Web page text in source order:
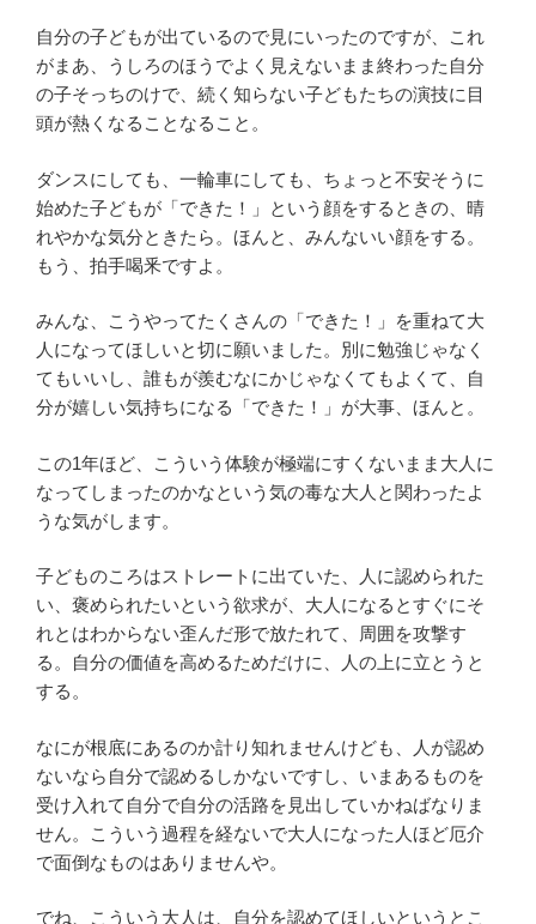
自分の子どもが出ているので見にいったのですが、これ
がまあ、うしろのほうでよく見えないまま終わった自分
の子そっちのけで、続く知らない子どもたちの演技に目
頭が熱くなることなること。
ダンスにしても、一輪車にしても、ちょっと不安そうに
始めた子どもが「できた！」という顔をするときの、晴
れやかな気分ときたら。ほんと、みんないい顔をする。
もう、拍手喝釆ですよ。
みんな、こうやってたくさんの「できた！」を重ねて大
人になってほしいと切に願いました。別に勉強じゃなく
てもいいし、誰もが羨むなにかじゃなくてもよくて、自
分が嬉しい気持ちになる「できた！」が大事、ほんと。
この1年ほど、こういう体験が極端にすくないまま大人に
なってしまったのかなという気の毒な大人と関わったよ
うな気がします。
子どものころはストレートに出ていた、人に認められた
い、褒められたいという欲求が、大人になるとすぐにそ
れとはわからない歪んだ形で放たれて、周囲を攻撃す
る。自分の価値を高めるためだけに、人の上に立とうと
する。
なにが根底にあるのか計り知れませんけども、人が認め
ないなら自分で認めるしかないですし、いまあるものを
受け入れて自分で自分の活路を見出していかねばなりま
せん。こういう過程を経ないで大人になった人ほど厄介
で面倒なものはありませんや。
でね、こういう大人は、自分を認めてほしいというとこ